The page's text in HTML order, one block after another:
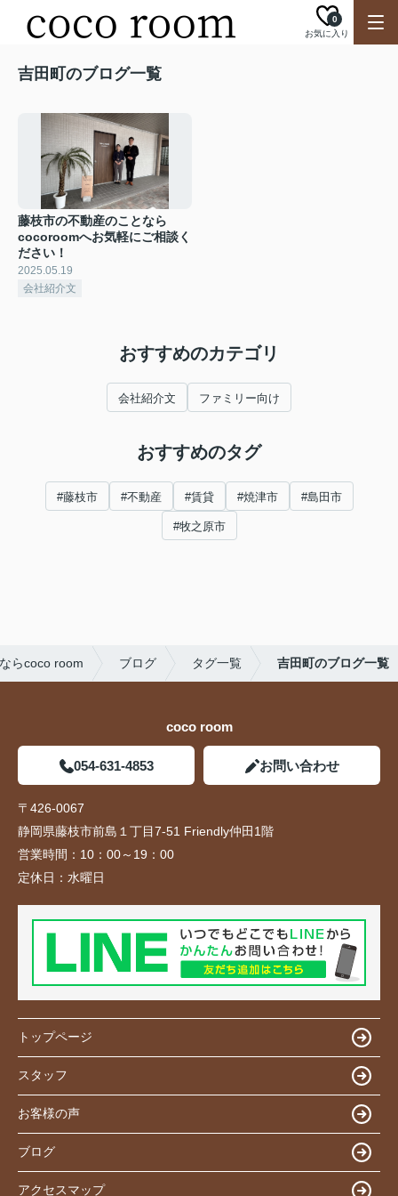
お気に入り
0
吉田町のブログ一覧
藤枝市の不動産のことなら
cocoroomへお気軽にご相談く
ださい！
2025.05.19
会社紹介文
おすすめのカテゴリ
会社紹介文 ファミリー向け
おすすめのタグ
#藤枝市 #不動産 #賃貸 #焼津市 #島田市
#牧之原市
らcoco room ブログ タグ一覧 吉田町のブログ一覧
coco room
054-631-4853 お問い合わせ
〒426-0067
静岡県藤枝市前島１丁目7-51 Friendly仲田1階
営業時間： 10：00～19：00
定休日： 水曜日
トップページ
スタッフ
お客様の声
ブログ
アクセスマップ